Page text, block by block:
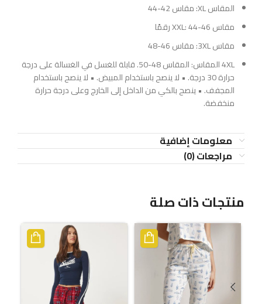
المقاس XL: مقاس 42-44
مقاس XXL: 44-46 رقمًا
مقاس 3XL: مقاس 46-48
4XL المقاس: المقاس 48-50. قابلة للغسل في الغسالة على درجة
حرارة 30 درجة. • لا ينصح باستخدام المبيض. • لا ينصح باستخدام
المجفف. • ينصح بالكي من الداخل إلى الخارج وعلى درجة حرارة
منخفضة.
معلومات إضافية
مراجعات (0)
منتجات ذات صلة